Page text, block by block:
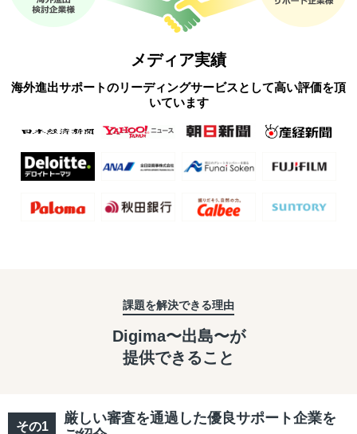
メディア実績
海外進出サポートのリーディングサービスとして高い評価を頂
いています
課題を解決できる理由
Digima〜出島〜が
提供できること
厳しい審査を通過した優良サポート企業を